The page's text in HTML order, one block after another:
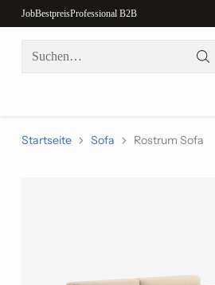
JobBestpreisProfessional B2B
Suchen…
Startseite Sofa Rostrum Sofa